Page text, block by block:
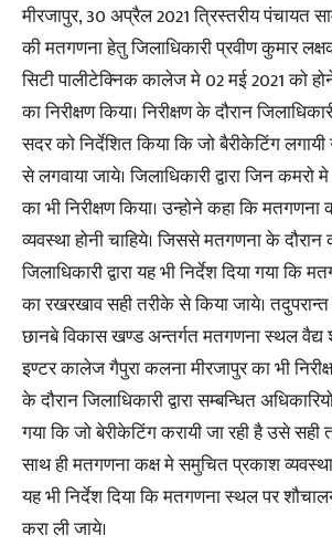
मीरजापुर, 30 अप्रैल 2021 त्रिस्तरीय पंचायत
की मतगणना हेतु जिलाधिकारी प्रवीण कुमार
सिटी पालीटेक्निक कालेज मे 02 मई 2021 को
का निरीक्षण किया। निरीक्षण के दौरान
सदर को निर्देशित किया कि जो बैरीकेटिंग
से लगवाया जाये। जिलाधिकारी द्वारा जिन कमरो
का भी निरीक्षण किया। उन्होने कहा कि
व्यवस्था होनी चाहिये। जिससे मतगणना के दौरान
जिलाधिकारी द्वारा यह भी निर्देश दिया गया कि
का रखरखाव सही तरीके से किया जाये। तदुपरान्त
छानबे विकास खण्ड अन्तर्गत मतगणना स्थल वैद्य
इण्टर कालेज गैपुरा कलना मीरजापुर का भी
के दौरान जिलाधिकारी द्वारा सम्बन्धित
गया कि जो बेरीकेटिंग करायी जा रही है उसे सही
साथ ही मतगणना कक्ष मे समुचित प्रकाश व्यवस्था
यह भी निर्देश दिया कि मतगणना स्थल पर
करा ली जाये।